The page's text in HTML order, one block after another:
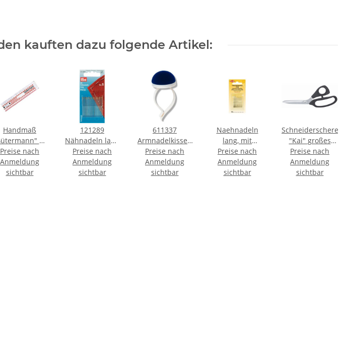
kauften dazu folgende Artikel:
Handmaß
20
cm
Preise nach
Anmeldung
sichtbar
121289
Nähnadeln lang
ST 5 0,80 x 40
mm silberfarbig
- KTE á 20 ST
Preise nach
Anmeldung
sichtbar
611337
Armnadelkissen
mit Spange
pflaumenblau/weiß
- ST á 1 ST
Preise nach
Anmeldung
sichtbar
Naehnadeln
lang, mit
Goldoehr 16 Stk.
/ Laenge 40, 43,
48 mm / sortiert
Preise nach
Anmeldung
sichtbar
Schneiderschere
"Kai" großes
Auge "8,5" / 22
cm
Preise nach
Anmeldung
sichtbar